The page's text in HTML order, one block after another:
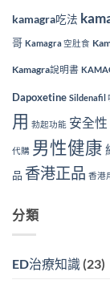
kamagra吃法
哥 Kamagra 空肚食
Kamagra說明書
Dapoxetine Sildenafil
用 勃起功能 安全性
代購 男性健康
品 香港正品 香港
分類
ED治療知識 (23)